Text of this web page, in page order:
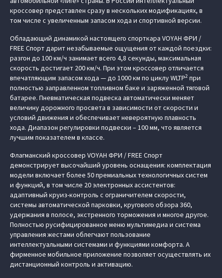
кроссовер представлен сразу в нескольких модификациях, в
том числе с увеличенным запасом хода и спортивной версии.
Обладающий динамикой настоящего спорткара VOYAH ФРИ /
FREE Спорт дарит незабываемые ощущения от каждой поездки:
разгон до 100 км/ч занимает всего 4,8 секунды, максимальная
скорость достигает 200 км/ч. При этом кроссовер отличается
впечатляющим запасом хода — до 1000 км по циклу WLTP2 при
полностью заправленном топливном баке и заряженной тяговой
батарее. Пневматическая подвеска автоматически меняет
величину дорожного просвета в зависимости от скорости и
условий движения и обеспечивает невероятную плавность
хода. Диапазон регулировки подвески – 100 мм, что является
лучшим показателем в классе.
Флагманский кроссовер VOYAH ФРИ / FREE Спорт
демонстрирует высочайший уровень оснащения: комплектация
модели включает более 50 премиальных технологичных систем
и функций, в том числе 20 электронных ассистентов:
адаптивный круиз-контроль с ограничителем скорости,
системы автоматической парковки, кругового обзора 360,
удержания в полосе, экстренного торможения и многое другое.
Полностью русифицированное меню мультимедиа и система
управления жестами облегчают пользование
интеллектуальными системами и функциями комфорта. А
фирменное мобильное приложение позволяет осуществлять их
дистанционный контроль и активацию.